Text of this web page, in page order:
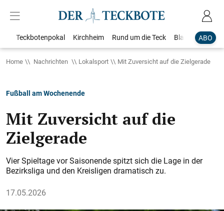
ABO
Teckbotenpokal Kirchheim Rund um die Teck Blaulicht
Home Nachrichten Lokalsport Mit Zuversicht auf die Zielgerade
Fußball am Wochenende
Mit Zuversicht auf die
Zielgerade
Vier Spieltage vor Saisonende spitzt sich die Lage in der
Bezirksliga und den Kreisligen dramatisch zu.
17.05.2026